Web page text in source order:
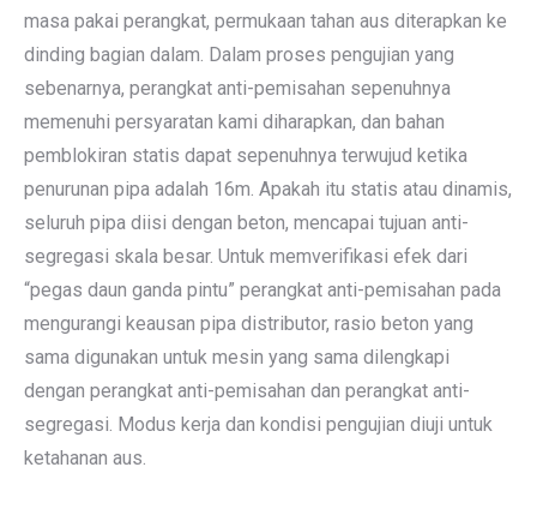
masa pakai perangkat, permukaan tahan aus diterapkan ke
dinding bagian dalam. Dalam proses pengujian yang
sebenarnya, perangkat anti-pemisahan sepenuhnya
memenuhi persyaratan kami diharapkan, dan bahan
pemblokiran statis dapat sepenuhnya terwujud ketika
penurunan pipa adalah 16m. Apakah itu statis atau dinamis,
seluruh pipa diisi dengan beton, mencapai tujuan anti-
segregasi skala besar. Untuk memverifikasi efek dari
“pegas daun ganda pintu” perangkat anti-pemisahan pada
mengurangi keausan pipa distributor, rasio beton yang
sama digunakan untuk mesin yang sama dilengkapi
dengan perangkat anti-pemisahan dan perangkat anti-
segregasi. Modus kerja dan kondisi pengujian diuji untuk
ketahanan aus.